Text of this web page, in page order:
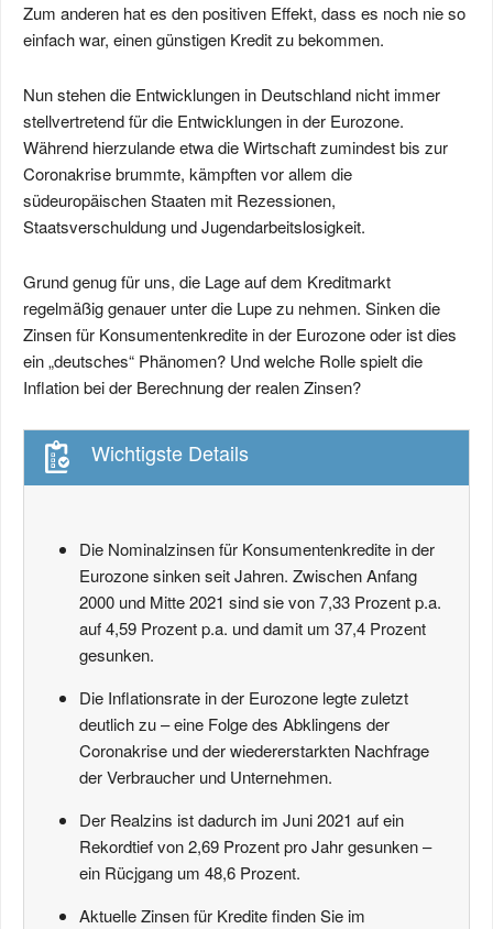
Zum anderen hat es den positiven Effekt, dass es noch nie so
einfach war, einen günstigen Kredit zu bekommen.
Nun stehen die Entwicklungen in Deutschland nicht immer
stellvertretend für die Entwicklungen in der Eurozone.
Während hierzulande etwa die Wirtschaft zumindest bis zur
Coronakrise brummte, kämpften vor allem die
südeuropäischen Staaten mit Rezessionen,
Staatsverschuldung und Jugendarbeitslosigkeit.
Grund genug für uns, die Lage auf dem Kreditmarkt
regelmäßig genauer unter die Lupe zu nehmen. Sinken die
Zinsen für Konsumentenkredite in der Eurozone oder ist dies
ein „deutsches“ Phänomen? Und welche Rolle spielt die
Inflation bei der Berechnung der realen Zinsen?
Wichtigste Details
Die Nominalzinsen für Konsumentenkredite in der
Eurozone sinken seit Jahren. Zwischen Anfang
2000 und Mitte 2021 sind sie von 7,33 Prozent p.a.
auf 4,59 Prozent p.a. und damit um 37,4 Prozent
gesunken.
Die Inflationsrate in der Eurozone legte zuletzt
deutlich zu – eine Folge des Abklingens der
Coronakrise und der wiedererstarkten Nachfrage
der Verbraucher und Unternehmen.
Der Realzins ist dadurch im Juni 2021 auf ein
Rekordtief von 2,69 Prozent pro Jahr gesunken –
ein Rücjgang um 48,6 Prozent.
Aktuelle Zinsen für Kredite finden Sie im